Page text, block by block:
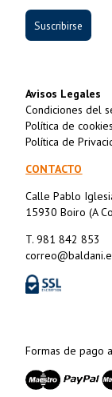
Suscribirse
Avisos Legales
Condiciones del
Política de cookies
Política de
CONTACTO
Calle Pablo
15930 Boiro (A
T. 981 842 853
Formas de pago